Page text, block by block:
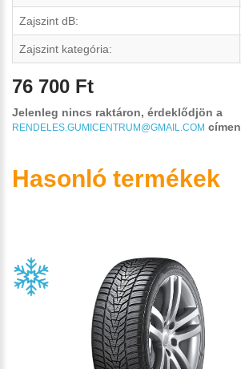
Zajszint dB:
Zajszint kategória:
76 700 Ft
Jelenleg nincs raktáron, érdeklődjön a
RENDELES.GUMICENTRUM@GMAIL.COM címen
Hasonló termékek